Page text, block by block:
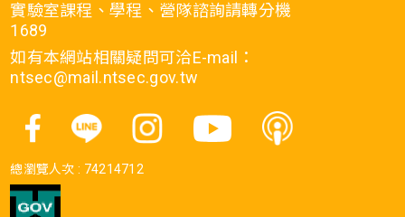
實驗室課程、學程、營隊諮詢請轉分機
1689
如有本網站相關疑問可洽E-mail：
ntsec@mail.ntsec.gov.tw
總瀏覽人次 : 74214712